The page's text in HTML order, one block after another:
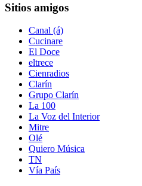
Sitios amigos
Canal (á)
Cucinare
El Doce
eltrece
Cienradios
Clarín
Grupo Clarín
La 100
La Voz del Interior
Mitre
Olé
Quiero Música
TN
Vía País